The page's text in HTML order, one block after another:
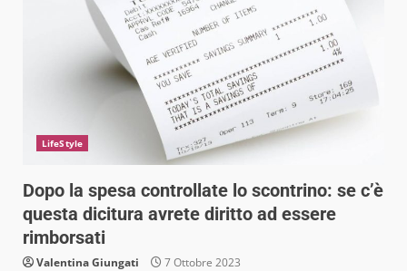
LifeStyle
Dopo la spesa controllate lo scontrino: se c’è
questa dicitura avrete diritto ad essere
rimborsati
Valentina Giungati 7 Ottobre 2023